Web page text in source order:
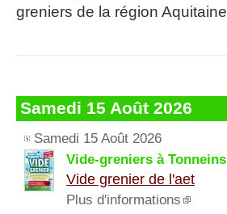
greniers de la région Aquitaine
Samedi 15 Août 2026
Samedi 15 Août 2026
Vide-greniers à Tonneins
Vide grenier de l'aet
Plus d'informations